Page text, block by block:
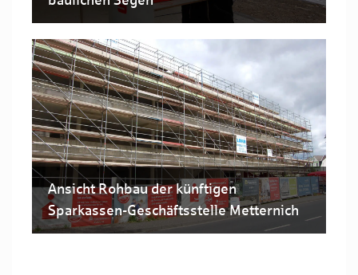
Ansicht Rohbau der künftigen
Sparkassen-Geschäftsstelle Metternich